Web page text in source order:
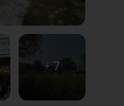
+ 7